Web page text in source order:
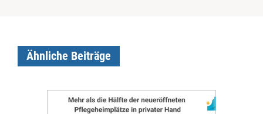
Ähnliche Beiträge